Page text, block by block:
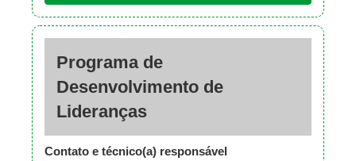
Programa de
Desenvolvimento de
Lideranças
Contato e técnico(a) responsável